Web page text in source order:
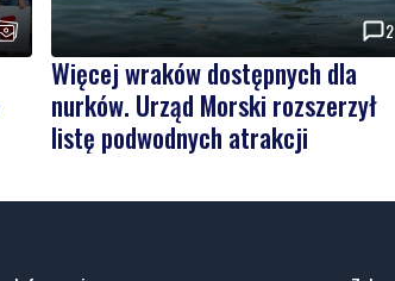
2
Więcej wraków dostępnych dla
nurków. Urząd Morski rozszerzył
listę podwodnych atrakcji